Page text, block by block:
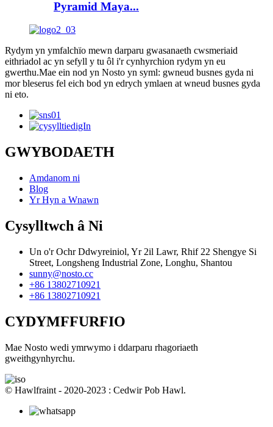
Pyramid Maya...
Rydym yn ymfalchïo mewn darparu gwasanaeth cwsmeriaid
eithriadol ac yn sefyll y tu ôl i'r cynhyrchion rydym yn eu
gwerthu.Mae ein nod yn Nosto yn syml: gwneud busnes gyda ni
mor bleserus fel eich bod yn edrych ymlaen at wneud busnes gyda
ni eto.
GWYBODAETH
Amdanom ni
Blog
Yr Hyn a Wnawn
Cysylltwch â Ni
Un o'r Ochr Ddwyreiniol, Yr 2il Lawr, Rhif 22 Shengye Si
Street, Longsheng Industrial Zone, Longhu, Shantou
sunny@nosto.cc
+86 13802710921
+86 13802710921
CYDYMFFURFIO
Mae Nosto wedi ymrwymo i ddarparu rhagoriaeth
gweithgynhyrchu.
© Hawlfraint - 2020-2023 : Cedwir Pob Hawl.